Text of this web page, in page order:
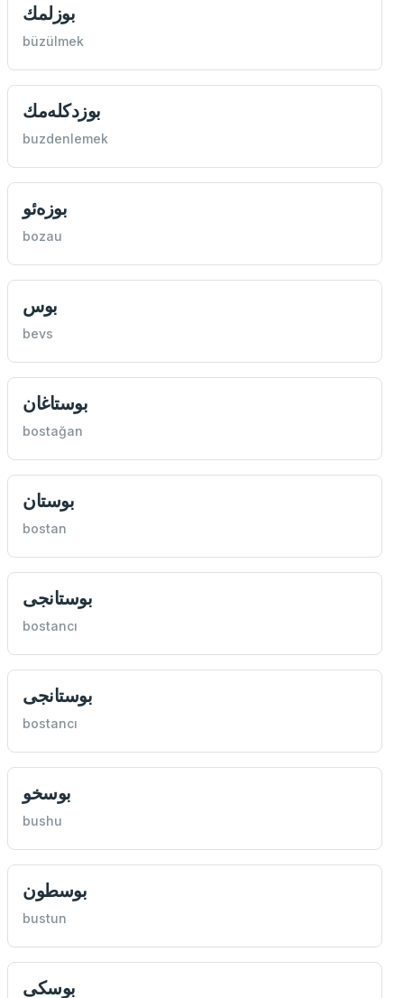
بوزلمك
büzülmek
buzdenlemek
بوزه‌ئو
bozau
بوس
bevs
بوستاغان
bostağan
بوستان
bostan
بوستانجی
bostancı
بوستانجی
bostancı
بوسخو
bushu
بوسطون
bustun
بوسكی